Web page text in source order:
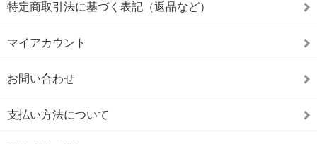
特定商取引法に基づく表記（返品など）
マイアカウント
お問い合わせ
支払い方法について